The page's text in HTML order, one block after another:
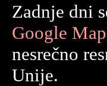
Zadnje dni
Google
nesrečno
Unije.